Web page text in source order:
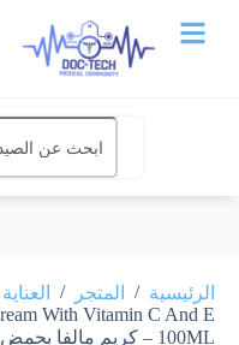
الرئيسية / المتجر /
With Vitamin C And E
– 100ML كريم مالفا بحمض الهيالورونيك 100مل